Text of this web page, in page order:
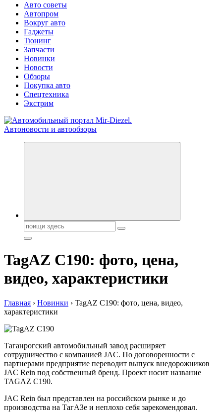
Авто советы
Автопром
Вокруг авто
Гаджеты
Тюнинг
Запчасти
Новинки
Новости
Обзоры
Покупка авто
Спецтехника
Экстрим
Справочник автомобилиста. Обзор новинок популярных
Поиск:
TagAZ C190: фото, цена,
видео, характеристики
Главная › Новинки › TagAZ C190: фото, цена, видео,
характеристики
Таганрогский автомобильный завод расширяет
сотрудничество с компанией JAC. По договоренности с
партнерами предприятие переводит выпуск внедорожников
JAC Rein под собственный бренд. Проект носит название
TAGAZ C190.
JAC Rein был представлен на российском рынке и до
производства на ТагАЗе и неплохо себя зарекомендовал.